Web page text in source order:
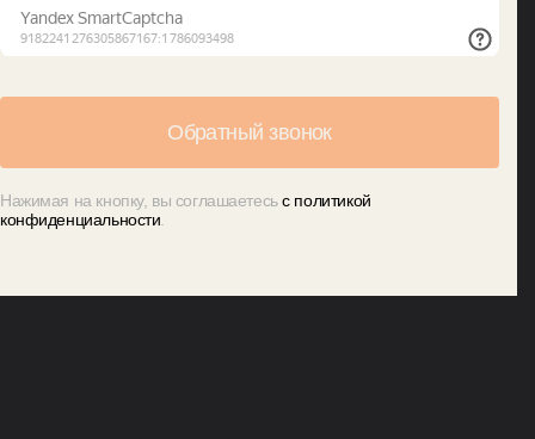
Нажимая на кнопку, вы соглашаетесьс политикой
конфиденциальности.